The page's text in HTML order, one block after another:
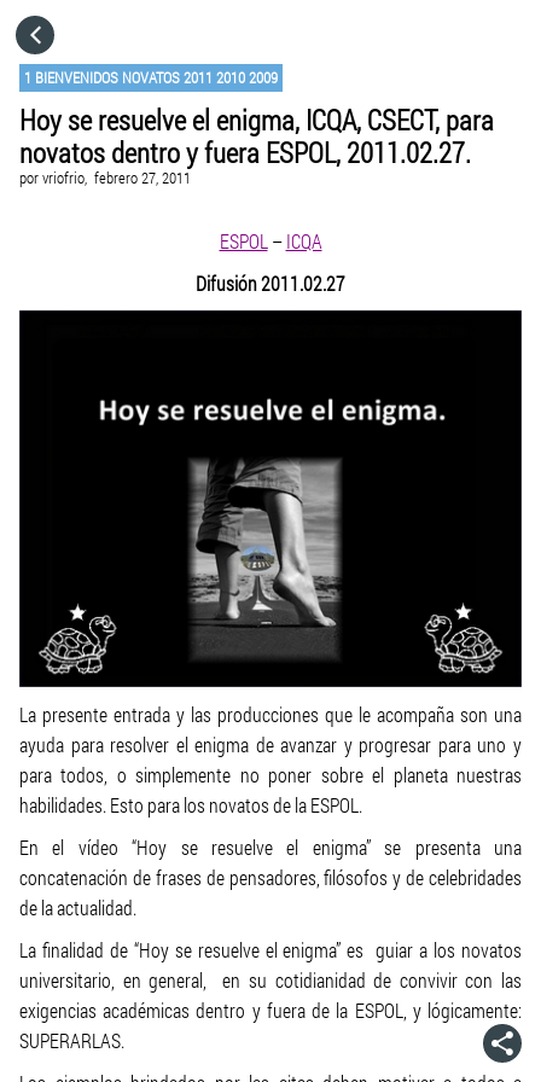
1 BIENVENIDOS NOVATOS 2011 2010 2009
Hoy se resuelve el enigma, ICQA, CSECT, para
novatos dentro y fuera ESPOL, 2011.02.27.
porvriofrio, febrero 27, 2011
ESPOL –ICQA
Difusión 2011.02.27
La presente entrada y las producciones que le acompaña son una
ayuda para resolver el enigma de avanzar y progresar para uno y
para todos, o simplemente no poner sobre el planeta nuestras
habilidades. Esto para los novatos de la ESPOL.
En el vídeo “Hoy se resuelve el enigma” se presenta una
concatenación de frases de pensadores, filósofos y de celebridades
de la actualidad.
La finalidad de “Hoy se resuelve el enigma” es guiar a los novatos
universitario, en general, en su cotidianidad de convivir con las
exigencias académicas dentro y fuera de la ESPOL, y lógicamente:
SUPERARLAS.
CATEGORÍAS
VISITA EL SITIO WEB